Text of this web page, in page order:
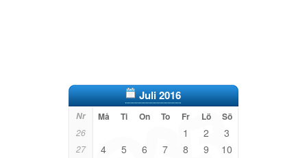
Juli 2016
Nr Må Ti On To Fr Lö Sö
26 1 2 3
27 4 5 6 7 8 9 10